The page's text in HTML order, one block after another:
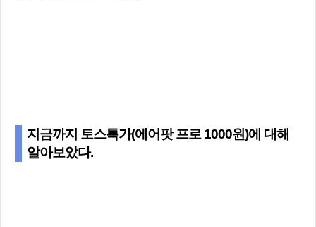
지금까지 토스특가(에어팟 프로 1000원)에 대해
알아보았다.